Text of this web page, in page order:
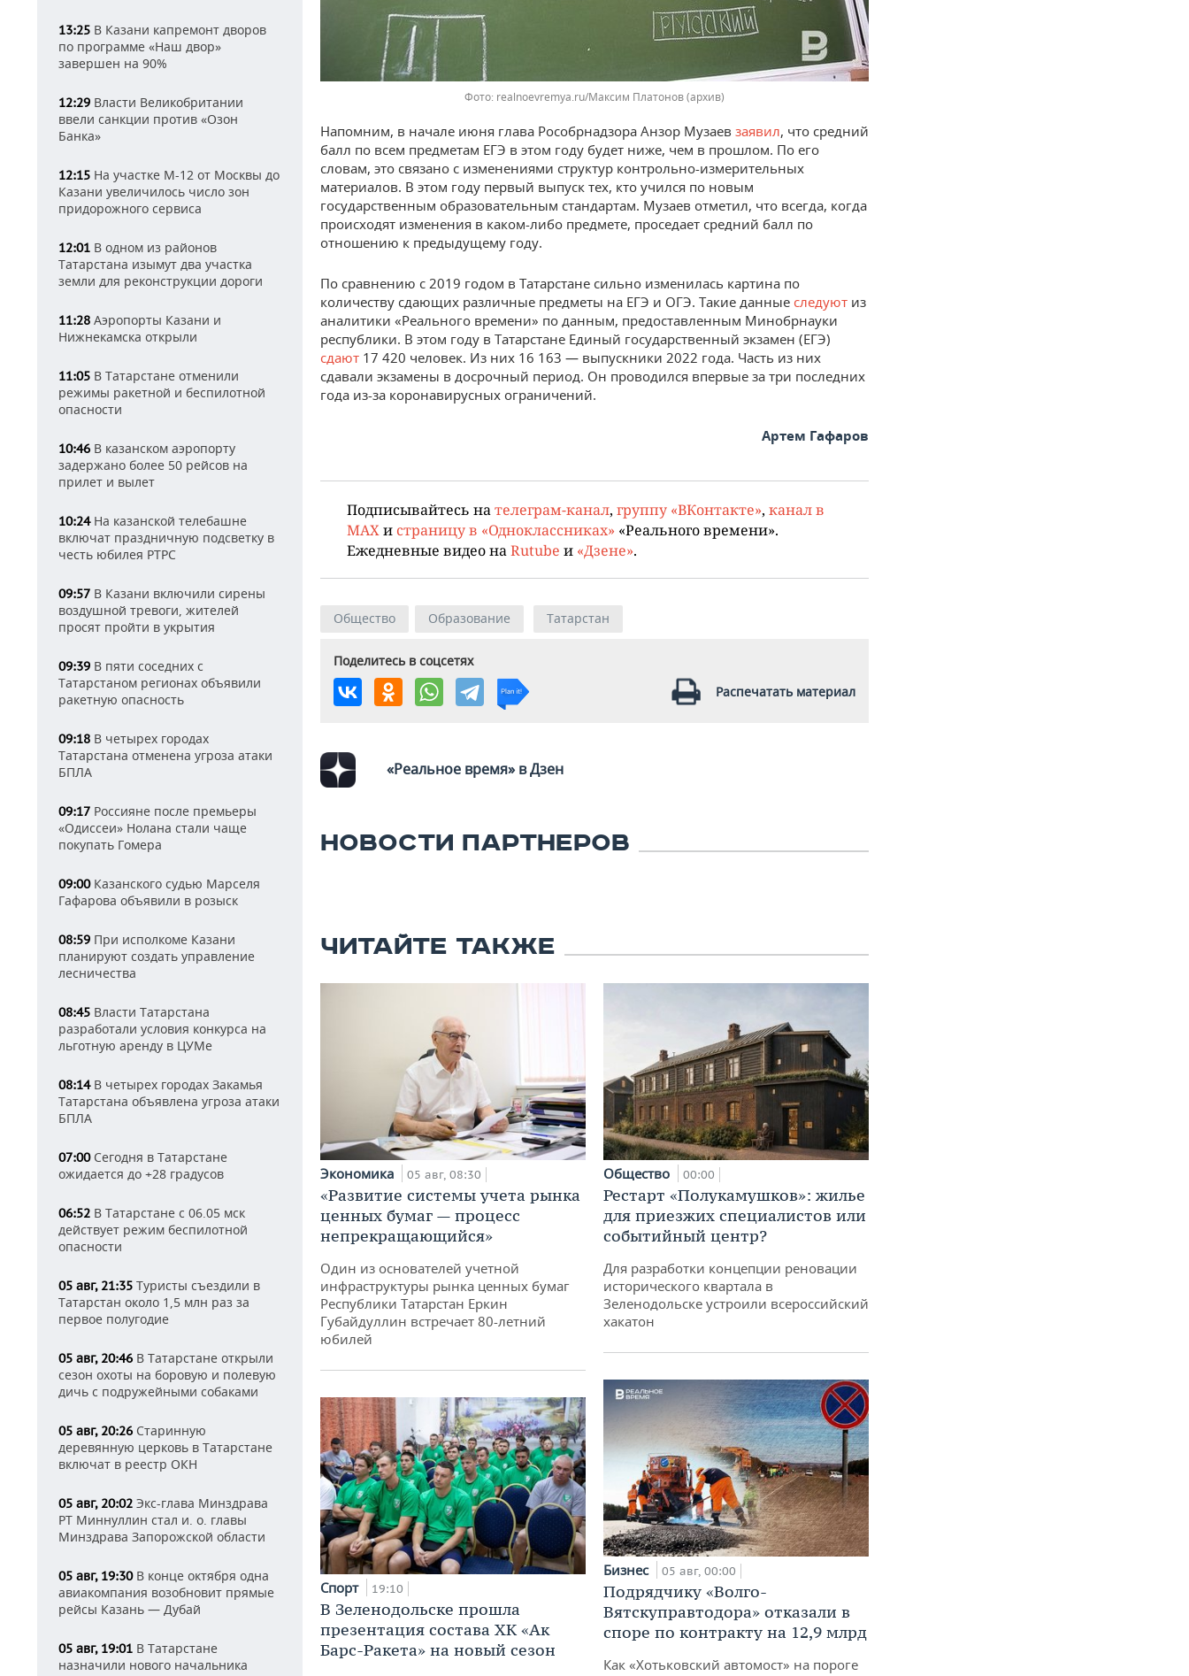
13:25 В Казани капремонт дворов
по программе «Наш двор»
завершен на 90%
12:29 Власти Великобритании
ввели санкции против «Озон
Банка»
12:15 На участке М-12 от Москвы до
Казани увеличилось число зон
придорожного сервиса
12:01 В одном из районов
Татарстана изымут два участка
земли для реконструкции дороги
11:28 Аэропорты Казани и
Нижнекамска открыли
11:05 В Татарстане отменили
режимы ракетной и беспилотной
опасности
10:46 В казанском аэропорту
задержано более 50 рейсов на
прилет и вылет
10:24На казанской телебашне
включат праздничную подсветку в
честь юбилея РТРС
09:57 В Казани включили сирены
воздушной тревоги, жителей
просят пройти в укрытия
09:39 В пяти соседних с
Татарстаном регионах объявили
ракетную опасность
09:18 В четырех городах
Татарстана отменена угроза атаки
БПЛА
09:17 Россияне после премьеры
«Одиссеи» Нолана стали чаще
покупать Гомера
09:00Казанского судью Марселя
Гафарова объявили в розыск
08:59 При исполкоме Казани
планируют создать управление
лесничества
08:45 Власти Татарстана
разработали условия конкурса на
льготную аренду в ЦУМе
08:14В четырех городах Закамья
Татарстана объявлена угроза атаки
БПЛА
07:00Сегодня в Татарстане
ожидается до +28 градусов
06:52 В Татарстане с 06.05 мск
действует режим беспилотной
опасности
05 авг, 21:35 Туристы съездили в
Татарстан около 1,5 млн раз за
первое полугодие
05 авг, 20:46 В Татарстане открыли
сезон охоты на боровую и полевую
дичь с подружейными собаками
05 авг, 20:26 Старинную
деревянную церковь в Татарстане
включат в реестр ОКН
05 авг, 20:02 Экс-глава Минздрава
РТ Миннуллин стал и. о. главы
Минздрава Запорожской области
05 авг, 19:30В конце октября одна
авиакомпания возобновит прямые
рейсы Казань — Дубай
05 авг, 19:01 В Татарстане
назначили нового начальника
realnoevremya.ru/Максим Платонов(архив)
Напомним, в начале июня глава Рособрнадзора Анзор Музаев заявил, что средний
балл по всем предметам ЕГЭ в этом году будет ниже, чем в прошлом. По его
словам, это связано с изменениями структур контрольно-измерительных
материалов. В этом году первый выпуск тех, кто учился по новым
государственным образовательным стандартам. Музаев отметил, что всегда, когда
происходят изменения в каком-либо предмете, проседает средний балл по
отношению к предыдущему году.
По сравнению с 2019 годом в Татарстане сильно изменилась картина по
количеству сдающих различные предметы на ЕГЭ и ОГЭ. Такие данные следуют из
аналитики «Реального времени» по данным, предоставленным Минобрнауки
республики. В этом году в Татарстане Единый государственный экзамен (ЕГЭ)
сдают 17 420 человек. Из них 16 163 — выпускники 2022 года. Часть из них
сдавали экзамены в досрочный период. Он проводился впервые за три последних
года из-за коронавирусных ограничений.
Артем Гафаров
Подписывайтесь нателеграм-канал, группу «ВКонтакте», канал в
MAXи страницу в «Одноклассниках» «Реального времени».
Ежедневные видео наRutube и «Дзене».
Общество Образование Татарстан
Поделитесь в соцсетях
Распечатать материал
«Реальное время» в Дзен
НОВОСТИ ПАРТНЕРОВ
ЧИТАЙТЕ ТАКЖЕ
Экономика 05 авг, 08:30
«Развитие системы учета рынка
ценных бумаг — процесс
непрекращающийся»
Один из основателей учетной
инфраструктуры рынка ценных бумаг
Республики Татарстан Еркин
Губайдуллин встречает 80-летний
юбилей
Спорт 19:10
В Зеленодольске прошла
презентация состава ХК «Ак
Барс-Ракета» на новый сезон
Общество 00:00
Рестарт «Полукамушков»: жилье
для приезжих специалистов или
событийный центр?
Для разработки концепции реновации
исторического квартала в
Зеленодольске устроили всероссийский
хакатон
Бизнес 05 авг, 00:00
Подрядчику «Волго-
Вятскуправтодора» отказали в
споре по контракту на 12,9 млрд
Как «Хотьковский автомост» на пороге